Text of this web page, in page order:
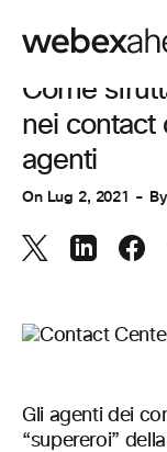
ESPERIENZA
Come
nei contact
agenti
On Lug 2, 2021 By
Gli agenti dei
“supereroi”